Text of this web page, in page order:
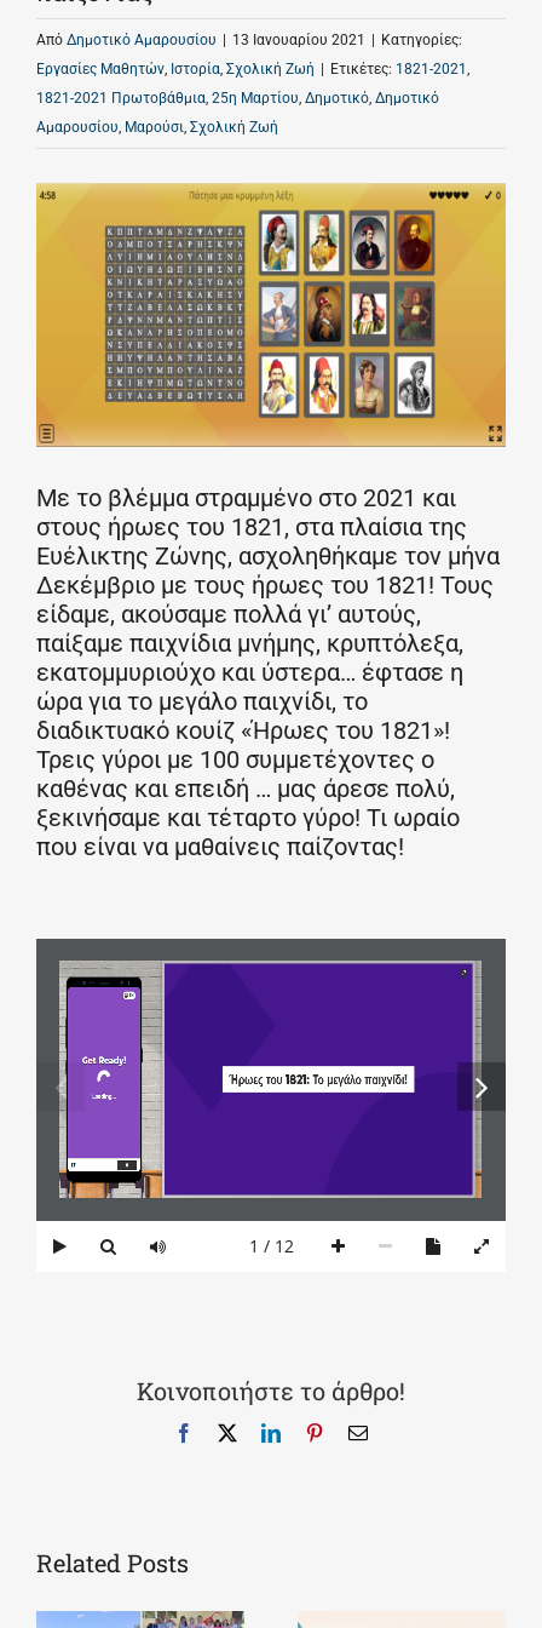
Από Δημοτικό Αμαρουσίου 13 Ιανουαρίου 2021
Κατηγορίες:
Εργασίες Μαθητών, Ιστορία, Σχολική Ζωή Ετικέτες: 1821-2021 ,
1821-2021 Πρωτοβάθμια, 25η Μαρτίου, Δημοτικό, Δημοτικό
Αμαρουσίου, Μαρούσι, Σχολική Ζωή
Με το βλέμμα στραμμένο στο 2021 και
στους ήρωες του 1821, στα πλαίσια της
Ευέλικτης Ζώνης, ασχοληθήκαμε τον μήνα
Δεκέμβριο με τους ήρωες του 1821! Τους
είδαμε, ακούσαμε πολλά γι’ αυτούς,
παίξαμε παιχνίδια μνήμης, κρυπτόλεξα,
εκατομμυριούχο και ύστερα… έφτασε η
ώρα για το μεγάλο παιχνίδι, το
διαδικτυακό κουίζ «Ήρωες του 1821»!
Τρεις γύροι με 100 συμμετέχοντες ο
καθένας και επειδή … μας άρεσε πολύ,
ξεκινήσαμε και τέταρτο γύρο! Τι ωραίο
που είναι να μαθαίνεις παίζοντας!
1 / 12
Κοινοποιήστε το άρθρο!
Facebook LinkedInPinterestEmail
Related Posts